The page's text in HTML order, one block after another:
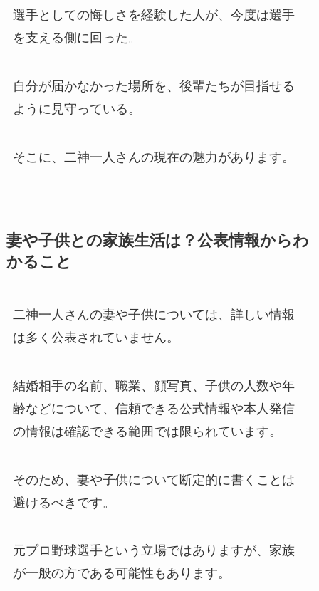
選手としての悔しさを経験した人が、今度は選手
を支える側に回った。
自分が届かなかった場所を、後輩たちが目指せる
ように見守っている。
そこに、二神一人さんの現在の魅力があります。
妻や子供との家族生活は？公表情報からわ
かること
二神一人さんの妻や子供については、詳しい情報
は多く公表されていません。
結婚相手の名前、職業、顔写真、子供の人数や年
齢などについて、信頼できる公式情報や本人発信
の情報は確認できる範囲では限られています。
そのため、妻や子供について断定的に書くことは
避けるべきです。
元プロ野球選手という立場ではありますが、家族
が一般の方である可能性もあります。